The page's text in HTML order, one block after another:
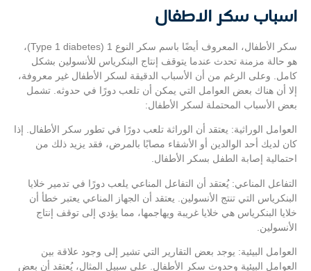
اسباب سكر الاطفال
سكر الأطفال، المعروف أيضًا باسم سكر النوع 1 (Type 1 diabetes)،
هو حالة مزمنة تحدث عندما يتوقف إنتاج البنكرياس للأنسولين بشكل
كامل. وعلى الرغم من أن الأسباب الدقيقة لسكر الأطفال غير معروفة،
إلا أن هناك بعض العوامل التي يمكن أن تلعب دورًا في حدوثه. تشمل
بعض الأسباب المحتملة لسكر الأطفال:
العوامل الوراثية: يعتقد أن الوراثة تلعب دورًا في تطور سكر الأطفال. إذا
كان لديك أحد الوالدين أو الأشقاء مصابًا بالمرض، فقد يزيد ذلك من
احتمالية إصابة الطفل بسكر الأطفال.
التفاعل المناعي: يُعتقد أن التفاعل المناعي يلعب دورًا في تدمير خلايا
البنكرياس التي تنتج الأنسولين. يعتقد أن الجهاز المناعي يعتبر خطأ أن
خلايا البنكرياس هي خلايا غريبة ويهاجمها، مما يؤدي إلى توقف إنتاج
الأنسولين.
العوامل البيئية: يوجد بعض التقارير التي تشير إلى وجود علاقة بين
العوامل البيئية وحدوث سكر الأطفال. على سبيل المثال، يُعتقد أن بعض